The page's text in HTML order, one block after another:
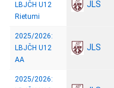
LBJČH U12
Rietumi
JLS
2025/2026:
LBJČH U12
AA
JLS
2025/2026: